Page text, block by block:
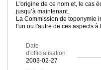
L'origine de ce nom et, le cas
jusqu’à maintenant.
La Commission de toponymie
l'un ou l'autre de ces aspects à
Date
d'officialisation
2003-02-27